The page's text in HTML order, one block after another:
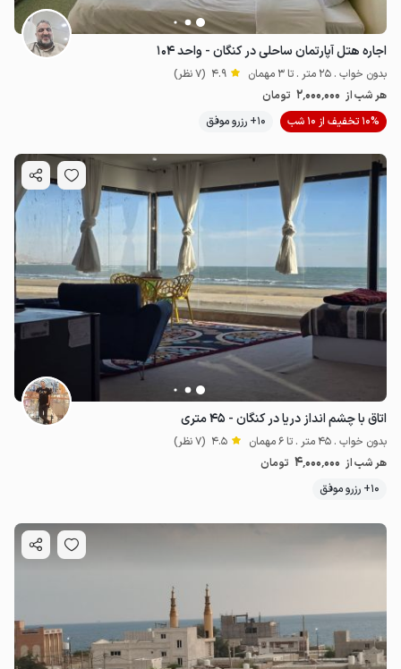
اجاره هتل آپارتمان ساحلی در کنگان - واحد ۱۰۴
بدون خواب . 25 متر . تا 3 مهمان 4.9 (7 نظر)
هر شب از 2٬000٬000 تومان
10% تخفیف از 10 شب
10+ رزرو موفق
اتاق با چشم انداز دریا در کنگان - ۴۵ متری
بدون خواب . 45 متر . تا 6 مهمان 4.5 (7 نظر)
هر شب از 4٬000٬000 تومان
10+ رزرو موفق